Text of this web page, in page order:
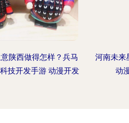
陕西做得怎样？兵马
技开发手游 动漫开发
河南未来
动